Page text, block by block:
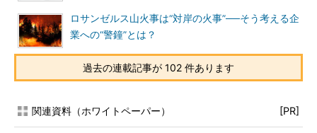
ロサンゼルス山火事は“対岸の火事”──そう考える企
業への“警鐘”とは？
過去の連載記事が 102 件あります
関連資料（ホワイトペーパー） [PR]